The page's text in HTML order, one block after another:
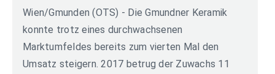
Wien/Gmunden (OTS) - Die Gmundner Keramik
konnte trotz eines durchwachsenen
Marktumfeldes bereits zum vierten Mal den
Umsatz steigern. 2017 betrug der Zuwachs 11